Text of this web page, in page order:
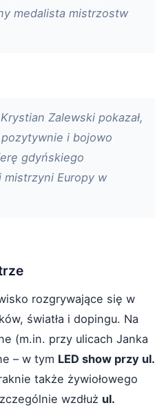
medalista mistrzostw
Zalewski pokazał,
i bojowo
gdyńskiego
Europy w
rozgrywające się w
światła i dopingu. Na
(m.in. przy ulicach Janka
– w tym LED show przy ul.
także żywiołowego
wzdłuż ul.